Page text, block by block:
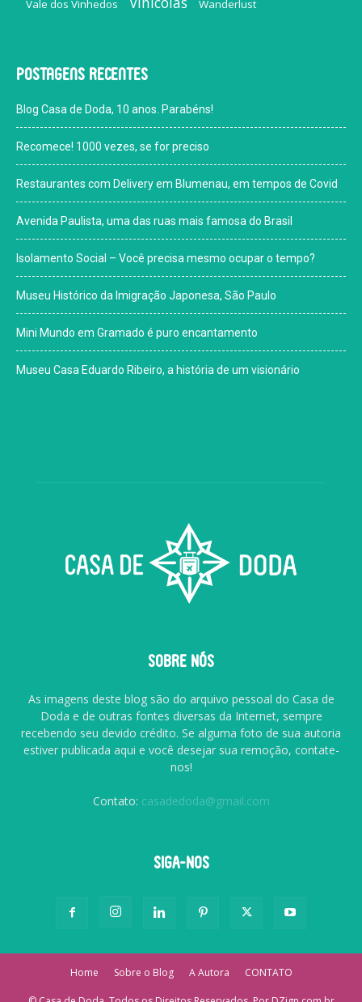
Vale dos Vinhedos Wanderlust
Postagens recentes
Blog Casa de Doda, 10 anos. Parabéns!
Recomece! 1000 vezes, se for preciso
Restaurantes com Delivery em Blumenau, em tempos de Covid
Avenida Paulista, uma das ruas mais famosa do Brasil
Isolamento Social – Você precisa mesmo ocupar o tempo?
Museu Histórico da Imigração Japonesa, São Paulo
Mini Mundo em Gramado é puro encantamento
Museu Casa Eduardo Ribeiro, a história de um visionário
SOBRE NÓS
As imagens deste blog são do arquivo pessoal do Casa de
Doda e de outras fontes diversas da Internet, sempre
recebendo seu devido crédito. Se alguma foto de sua autoria
estiver publicada aqui e você desejar sua remoção, contate-
nos!
Contato: casadedoda@gmail.com
SIGA-NOS
Home Sobre o Blog A Autora CONTATO